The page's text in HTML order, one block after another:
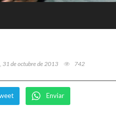
31 de octubre de 2013 742
Enviar